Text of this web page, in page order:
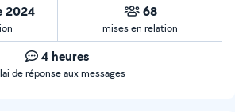
2024 68
mises en relation
4 heures
de réponse aux messages